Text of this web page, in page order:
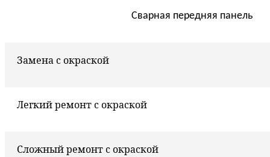
Сварная передняя панель
Замена с окраской
Легкий ремонт с окраской
Сложный ремонт с окраской